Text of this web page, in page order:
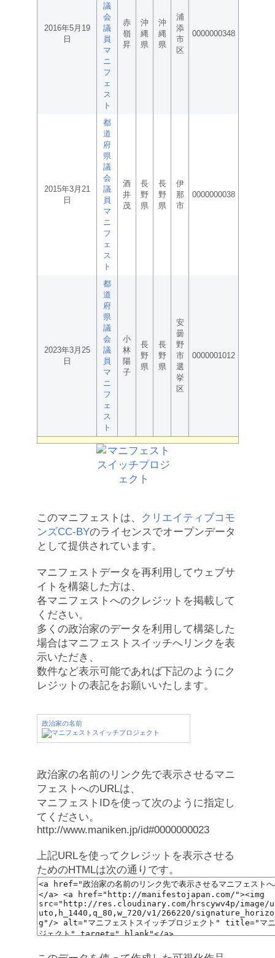
2016年5月19
日
議
会
議
員
マ
ニ
フ
ェ
ス
ト
赤
嶺
昇
沖
縄
県
沖
縄
県
浦
添
市
区
0000000348
2015年3月21
日
都
道
府
県
議
会
議
員
マ
ニ
フ
ェ
ス
ト
酒
井
茂
長
野
県
長
野
県
伊
那
市
0000000038
2023年3月25
日
都
道
府
県
議
会
議
員
マ
ニ
フ
ェ
ス
ト
小
林
陽
子
長
野
県
長
野
県
安
曇
野
市
選
挙
区
0000001012
このマニフェストは、
クリエイティブコモ
ンズCC-BYのライセンスでオープンデータ
として提供されています。
マニフェストデータを再利用してウェブサ
イトを構築した方は、
各マニフェストへのクレジットを掲載して
ください。
多くの政治家のデータを利用して構築した
場合はマニフェストスイッチへリンクを表
示いただき、
数件など表示可能であれば下記のようにク
レジットの表記をお願いいたします。
政治家の名前
政治家の名前のリンク先で表示させるマニ
フェストへのURLは、
マニフェストIDを使って次のように指定し
てください。
http://www.maniken.jp/id#0000000023
上記URLを使ってクレジットを表示させる
ためのHTMLは次の通りです。